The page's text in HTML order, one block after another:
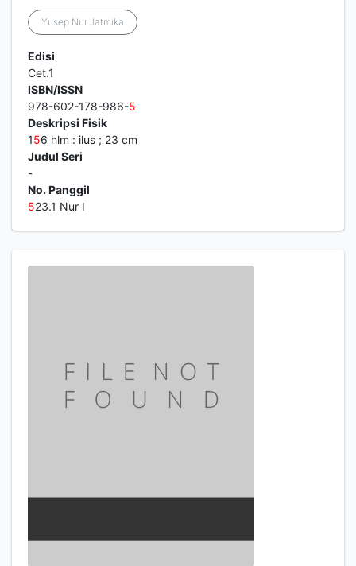
Yusep Nur Jatmika
Edisi
Cet.1
ISBN/ISSN
978-602-178-986-5
Deskripsi Fisik
156 hlm : ilus ; 23 cm
Judul Seri
-
No. Panggil
523.1 Nur I